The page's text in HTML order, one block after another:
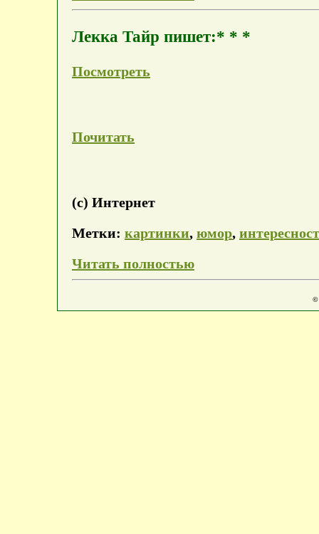
Лекка Тайр пишет:* * *
Посмотреть
Почитать
(с) Интернет
Метки: картинки, юмор,
Читать полностью
©